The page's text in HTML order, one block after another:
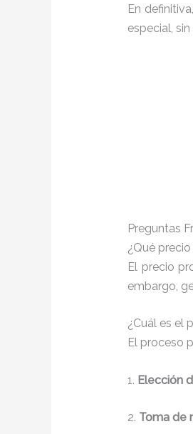
En
especial,
Preguntas
¿Qué
El precio
embargo,
¿Cuál es el
El proceso
1. Elección
2. Toma de